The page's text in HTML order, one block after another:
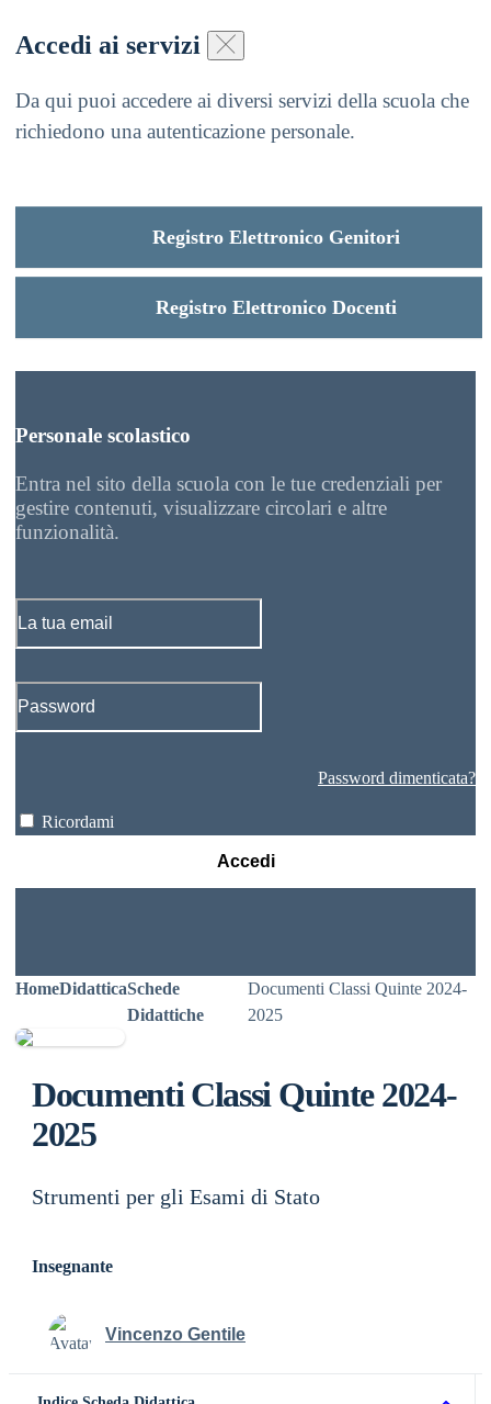
Accedi ai servizi
Da qui puoi accedere ai diversi servizi della scuola che
richiedono una autenticazione personale.
Registro Elettronico Genitori
Registro Elettronico Docenti
Personale scolastico
Entra nel sito della scuola con le tue credenziali per
gestire contenuti, visualizzare circolari e altre
funzionalità.
Password dimenticata?
Ricordami
Accedi
HomeDidatticaSchede
Didattiche
Documenti Classi Quinte 2024-
2025
Documenti Classi Quinte 2024-
2025
Strumenti per gli Esami di Stato
Insegnante
Vincenzo Gentile